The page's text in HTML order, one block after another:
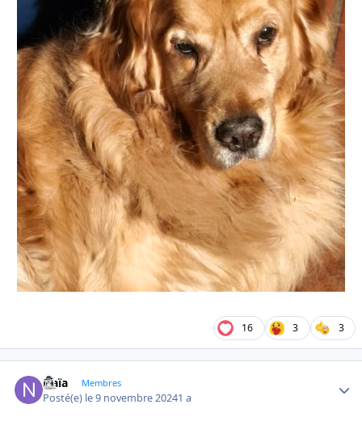
16 3 3
Naïa Membres
Posté(e) le 9 novembre 20241 a